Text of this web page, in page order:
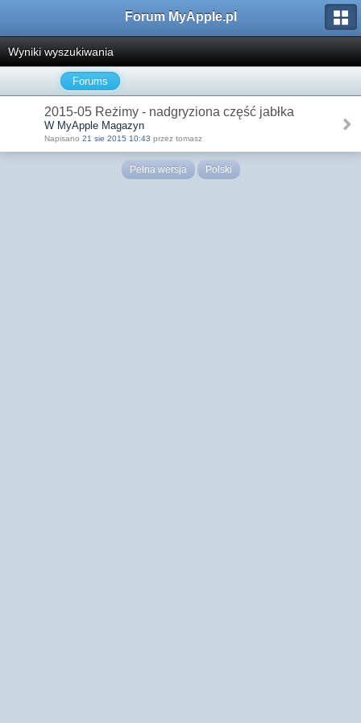
Forum MyApple.pl
Wyniki wyszukiwania
Forums
2015-05 Reżimy - nadgryziona część jabłka
W MyApple Magazyn
Napisano 21 sie 2015 10:43 przez tomasz
Pełna wersja Polski